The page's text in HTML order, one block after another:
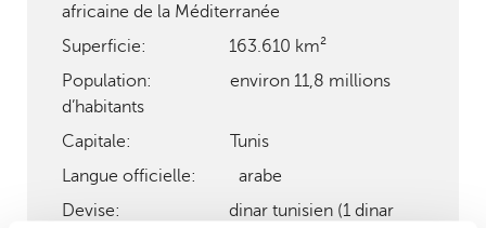
africaine de la Méditerranée
Superficie: 163.610 km²
Population: environ 11,8 millions
d’habitants
Capitale: Tunis
Langue officielle: arabe
Devise: dinar tunisien (1 dinar